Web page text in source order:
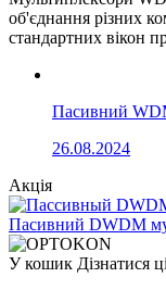
об'єднання різних
стандартних вікон
Пасивний
26.08.2024
Акція
Пасивний DWDM
У кошик Дізнатися